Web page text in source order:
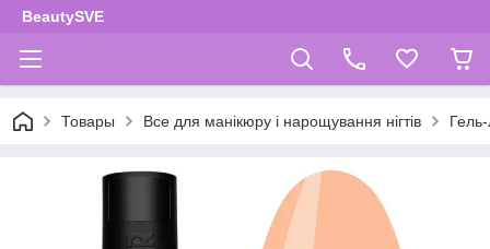
BeautySVE
Товары Все для манікюру і нарощування нігтів